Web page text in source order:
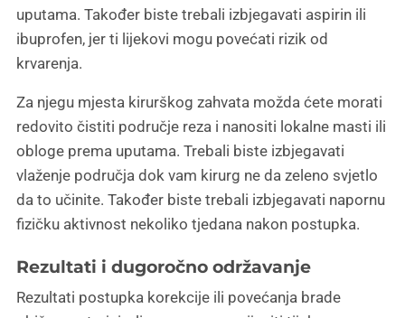
uputama. Također biste trebali izbjegavati aspirin ili
ibuprofen, jer ti lijekovi mogu povećati rizik od
krvarenja.
Za njegu mjesta kirurškog zahvata možda ćete morati
redovito čistiti područje reza i nanositi lokalne masti ili
obloge prema uputama. Trebali biste izbjegavati
vlaženje područja dok vam kirurg ne da zeleno svjetlo
da to učinite. Također biste trebali izbjegavati napornu
fizičku aktivnost nekoliko tjedana nakon postupka.
Rezultati i dugoročno održavanje
Rezultati postupka korekcije ili povećanja brade